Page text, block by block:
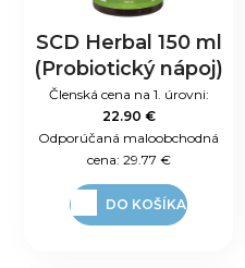
SCD Herbal 150 ml
(Probiotický nápoj)
Členská cena na 1. úrovni:
22.90 €
Odporúčaná maloobchodná
cena: 29.77 €
DO KOŠÍKA